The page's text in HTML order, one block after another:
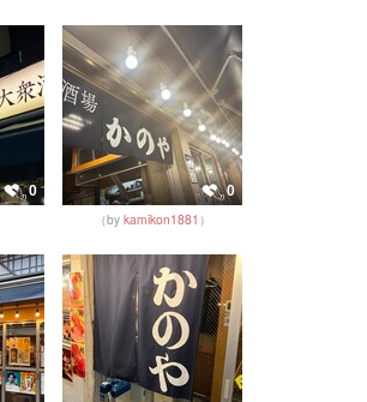
0 0
（by kamikon1881 ）